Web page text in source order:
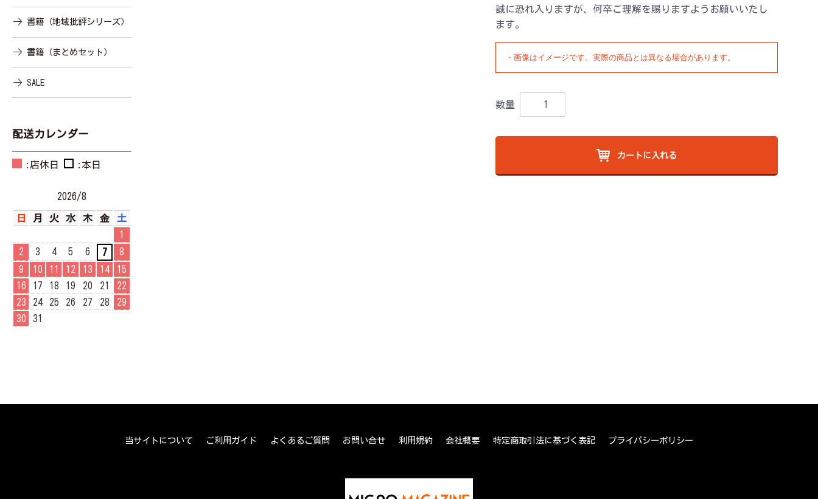
書籍（地域批評シリーズ）
書籍（まとめセット）
SALE
配送カレンダー
:店休日 :本日
2026/8
日 月 火 水 木 金 土
1
2
3 4 5 6 7
8
9
10 11 12 13 14 15
16 17 18 19 20 21 22
23 24 25 26 27 28 29
30 31
誠に恐れ入りますが、何卒ご理解を賜りますようお願いいたし
ます。
・画像はイメージです。実際の商品とは異なる場合があります。
数量
カートに入れる
当サイトについて ご利用ガイド よくあるご質問 お問い合せ 利用規約 会社概要 特定商取引法に基づく表記 プライバシーポリシー